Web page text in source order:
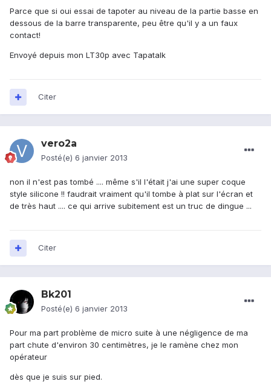
Parce que si oui essai de tapoter au niveau de la partie basse en
dessous de la barre transparente, peu être qu'il y a un faux
contact!
Envoyé depuis mon LT30p avec Tapatalk
Citer
vero2a
Posté(e) 6 janvier 2013
non il n'est pas tombé .... même s'il l'était j'ai une super coque
style silicone !! faudrait vraiment qu'il tombe à plat sur l'écran et
de très haut .... ce qui arrive subitement est un truc de dingue ...
Citer
Bk201
Posté(e) 6 janvier 2013
Pour ma part problème de micro suite à une négligence de ma
part chute d'environ 30 centimètres, je le ramène chez mon
opérateur
dès que je suis sur pied.